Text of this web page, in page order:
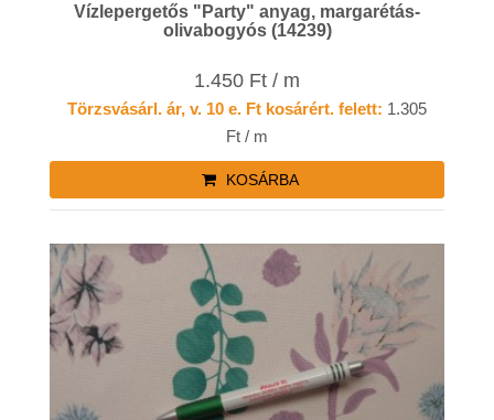
Vízlepergetős "Party" anyag, margarétás-
olivabogyós (14239)
1.450 Ft / m
Törzsvásárl. ár, v. 10 e. Ft kosárért. felett: 1.305
Ft / m
KOSÁRBA